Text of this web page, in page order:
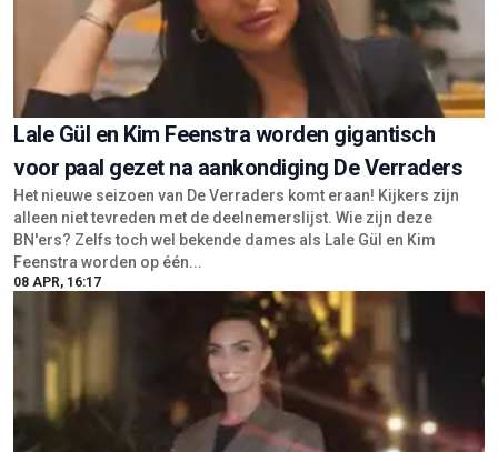
Lale Gül en Kim Feenstra worden gigantisch
voor paal gezet na aankondiging De Verraders
Het nieuwe seizoen van De Verraders komt eraan! Kijkers zijn
alleen niet tevreden met de deelnemerslijst. Wie zijn deze
BN'ers? Zelfs toch wel bekende dames als Lale Gül en Kim
Feenstra worden op één...
08 APR, 16:17